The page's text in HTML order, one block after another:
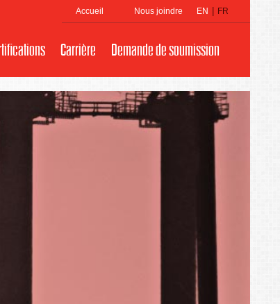
Accueil Nous joindre EN FR
Carrière Demande de soumission